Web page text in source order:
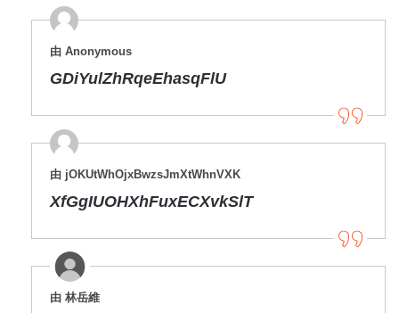
由 Anonymous
GDiYulZhRqeEhasqFlU
由 jOKUtWhOjxBwzsJmXtWhnVXK
XfGgIUOHXhFuxECXvkSlT
由 林岳維